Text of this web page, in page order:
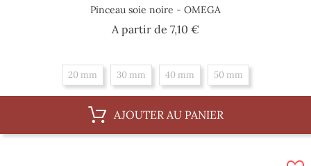
Pinceau soie noire - OMEGA
A partir de 7,10 €Prix
20 mm 30 mm 40 mm 50 mm
AJOUTER AU PANIER